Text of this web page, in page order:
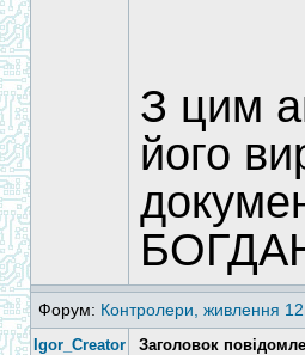
З цим
його
Форум: Контролери, живлення
Igor_Creator Заголовок